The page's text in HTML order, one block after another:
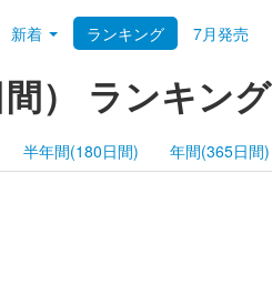
新着 ランキング 7月発売
） ランキング
半年間(180日間) 年間(365日間)